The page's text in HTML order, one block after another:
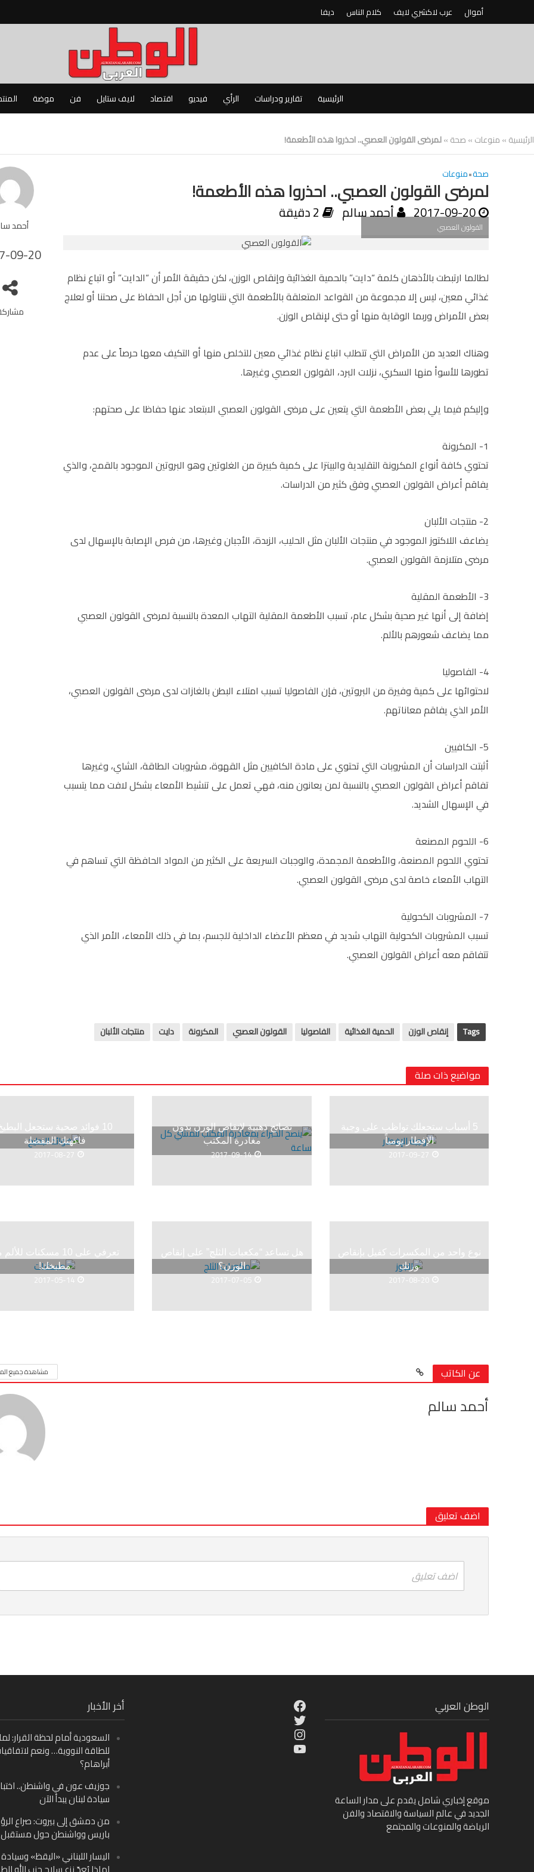
أموال عرب لاكشري لايف كلام الناس ديفا
الرئيسية تقارير ودراسات الرأي فيديو اقتصاد لايف ستايل فن موضة
الرئيسية»منوعات»صحة»لمرضى القولون العصبي.. احذروا هذه الأطعمة!
أحمد
09-20
صحة•منوعات
لمرضى القولون العصبي.. احذروا هذه الأطعمة!
2017-09-20 أحمد سالم 2 دقيقة
القولون العصبي
لطالما ارتبطت بالأذهان كلمة “دايت” بالحمية الغذائية وإنقاص الوزن، لكن حقيقة الأمر أن “الدايت” أو اتباع نظام
غذائي معين، ليس إلا مجموعة من القواعد المتعلقة بالأطعمة التي نتناولها من أجل الحفاظ على صحتنا أو لعلاج
بعض الأمراض وربما الوقاية منها أو حتى لإنقاص الوزن.
وهناك العديد من الأمراض التي تتطلب اتباع نظام غذائي معين للتخلص منها أو التكيف معها حرصاً على عدم
تطورها للأسوأ منها السكري، نزلات البرد، القولون العصبي وغيرها.
وإليكم فيما يلي بعض الأطعمة التي يتعين على مرضى القولون العصبي الابتعاد عنها حفاظا على صحتهم:
1- المكرونة
تحتوي كافة أنواع المكرونة التقليدية والبيتزا على كمية كبيرة من الغلوتين وهو البروتين الموجود بالقمح، والذي
يفاقم أعراض القولون العصبي وفق كثير من الدراسات.
2- منتجات الألبان
يضاعف اللاكتوز الموجود في منتجات الألبان مثل الحليب، الزبدة، الأجبان وغيرها، من فرص الإصابة بالإسهال لدى
مرضى متلازمة القولون العصبي.
3- الأطعمة المقلية
إضافة إلى أنها غير صحية بشكل عام، تسبب الأطعمة المقلية التهاب المعدة بالنسبة لمرضى القولون العصبي
مما يضاعف شعورهم بالألم.
4- الفاصوليا
لاحتوائها على كمية وفيرة من البروتين، فإن الفاصوليا تسبب امتلاء البطن بالغازات لدى مرضى القولون العصبي،
الأمر الذي يفاقم معاناتهم.
5- الكافيين
أثبتت الدراسات أن المشروبات التي تحتوي على مادة الكافيين مثل القهوة، مشروبات الطاقة، الشاي، وغيرها
تفاقم أعراض القولون العصبي بالنسبة لمن يعانون منه، فهي تعمل على تنشيط الأمعاء بشكل لافت مما يتسبب
في الإسهال الشديد.
6- اللحوم المصنعة
تحتوي اللحوم المصنعة، والأطعمة المجمدة، والوجبات السريعة على الكثير من المواد الحافظة التي تساهم في
التهاب الأمعاء خاصة لدى مرضى القولون العصبي.
7- المشروبات الكحولية
تسبب المشروبات الكحولية التهاب شديد في معظم الأعضاء الداخلية للجسم، بما في ذلك الأمعاء، الأمر الذي
تتفاقم معه أعراض القولون العصبي.
Tags إنقاص الوزن الحمية الغذائية الفاصوليا القولون العصبي المكرونة دايت منتجات الألبان
مواضيع ذات صلة
5 أسباب ستجعلك تواظب على وجبة
الإفطار يومياً
2017-09-27
نصائح ذهبية لإنقاص الوزن بدون
مغادرة المكتب
2017-09-14
10 فوائد صحية ستجعل
فاكهتك المفضلة
2017-08-27
نوع واحد من المكسرات كفيل بإنقاص
وزنك
2017-08-20
هل تساعد “مكعبات الثلج” على إنقاص
الوزن؟
2017-07-05
تعرفي على 10 مسكنات
مطبخك!
2017-05-14
عن الكاتب مشاهدة جميع
أحمد سالم
اضف تعليق
اضف تعليق
أخر الأخبار
السعودية أمام لحظة القرار:
للطاقة النووية… ونعم
أبراهام؟
جوزيف عون في واشنطن..
سيادة لبنان يبدأ الآن
من دمشق إلى بيروت: صراع
باريس وواشنطن حول مستقبل
اليسار اللبناني «اليقظ»
Facebook
Twitter
Instagram
YouTube
الوطن العربي
موقع إخباري شامل يقدم على مدار الساعة
الجديد في عالم السياسة والاقتصاد والفن
الرياضة والمنوعات والمجتمع